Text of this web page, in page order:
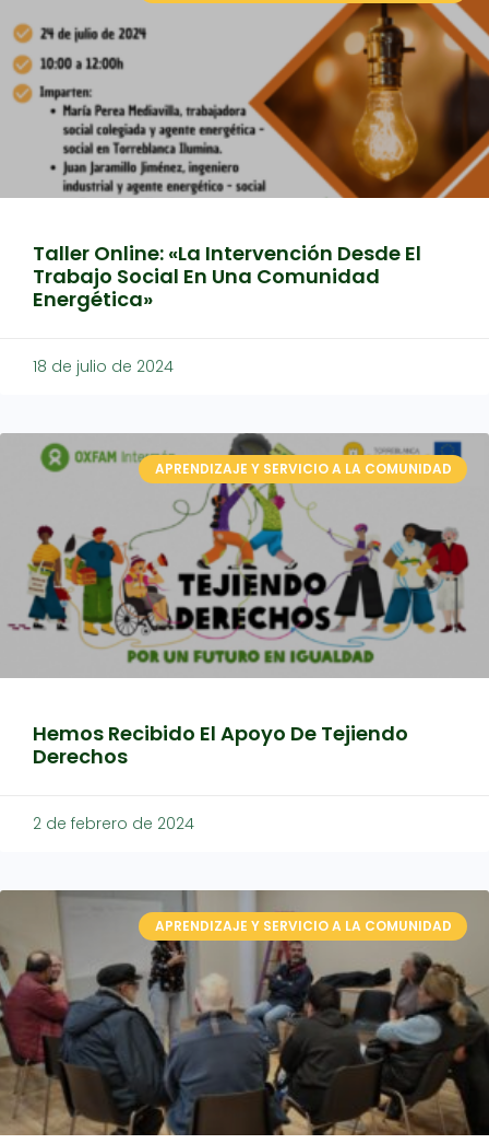
Taller Online: «La Intervención Desde El
Trabajo Social En Una Comunidad
Energética»
18 de julio de 2024
APRENDIZAJE Y SERVICIO A LA COMUNIDAD
Hemos Recibido El Apoyo De Tejiendo
Derechos
2 de febrero de 2024
APRENDIZAJE Y SERVICIO A LA COMUNIDAD